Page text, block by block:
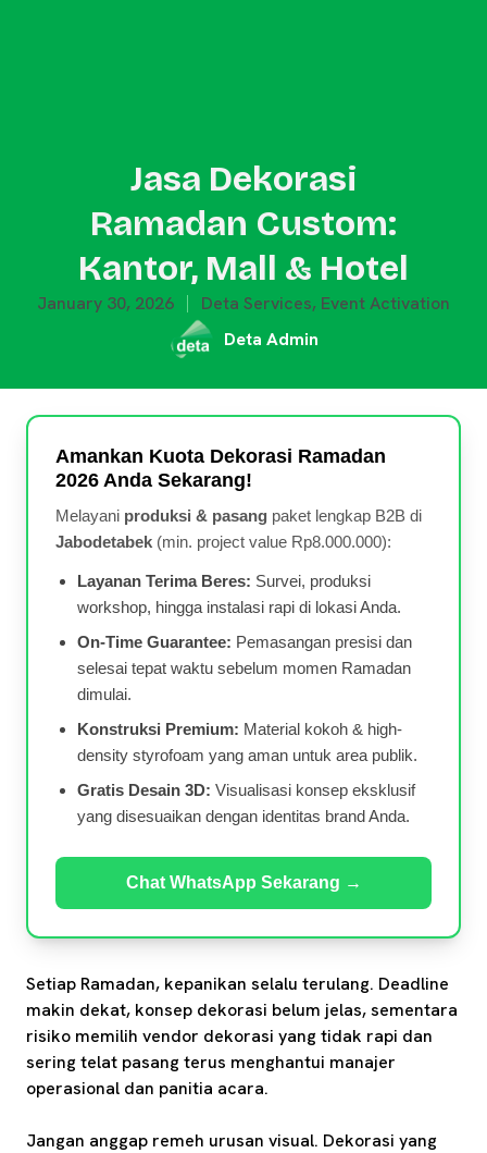
Jasa Dekorasi
Ramadan Custom:
Kantor, Mall & Hotel
January 30, 2026 Deta Services, Event Activation
Deta Admin
Amankan Kuota Dekorasi Ramadan
2026 Anda Sekarang!
Melayani produksi & pasang paket lengkap B2B di
Jabodetabek (min. project value Rp8.000.000):
Layanan Terima Beres: Survei, produksi
workshop, hingga instalasi rapi di lokasi Anda.
On-Time Guarantee: Pemasangan presisi dan
selesai tepat waktu sebelum momen Ramadan
dimulai.
Konstruksi Premium: Material kokoh & high-
density styrofoam yang aman untuk area publik.
Gratis Desain 3D: Visualisasi konsep eksklusif
yang disesuaikan dengan identitas brand Anda.
Chat WhatsApp Sekarang →
Setiap Ramadan, kepanikan selalu terulang. Deadline
makin dekat, konsep dekorasi belum jelas, sementara
risiko memilih vendor dekorasi yang tidak rapi dan
sering telat pasang terus menghantui manajer
operasional dan panitia acara.
Jangan anggap remeh urusan visual. Dekorasi yang